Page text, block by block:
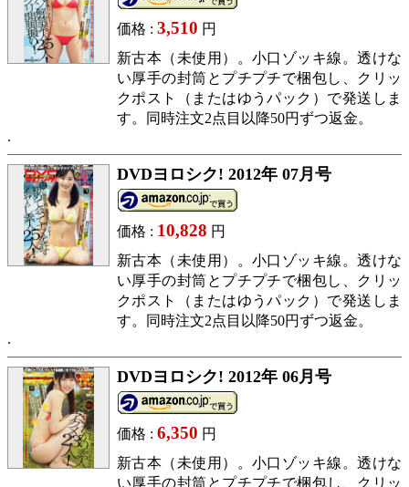
価格 : 3,510 円
新古本（未使用）。小口ゾッキ線。透けな
い厚手の封筒とプチプチで梱包し、クリッ
クポスト（またはゆうパック）で発送しま
す。同時注文2点目以降50円ずつ返金。
DVDヨロシク! 2012年 07月号
価格 : 10,828 円
新古本（未使用）。小口ゾッキ線。透けな
い厚手の封筒とプチプチで梱包し、クリッ
クポスト（またはゆうパック）で発送しま
す。同時注文2点目以降50円ずつ返金。
DVDヨロシク! 2012年 06月号
価格 : 6,350 円
新古本（未使用）。小口ゾッキ線。透けな
い厚手の封筒とプチプチで梱包し、クリッ